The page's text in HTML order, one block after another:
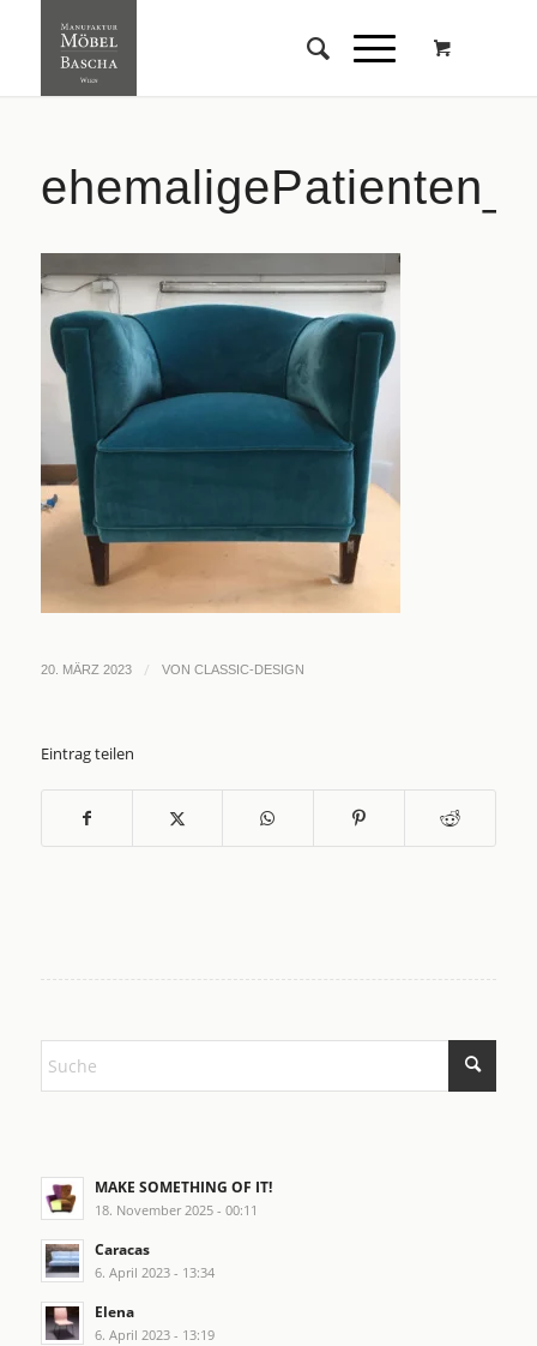
ehemaligePatienten_
20. MÄRZ 2023 / VON CLASSIC-DESIGN
Eintrag teilen
MAKE SOMETHING OF IT!
18. November 2025 - 00:11
Caracas
6. April 2023 - 13:34
Elena
6. April 2023 - 13:19